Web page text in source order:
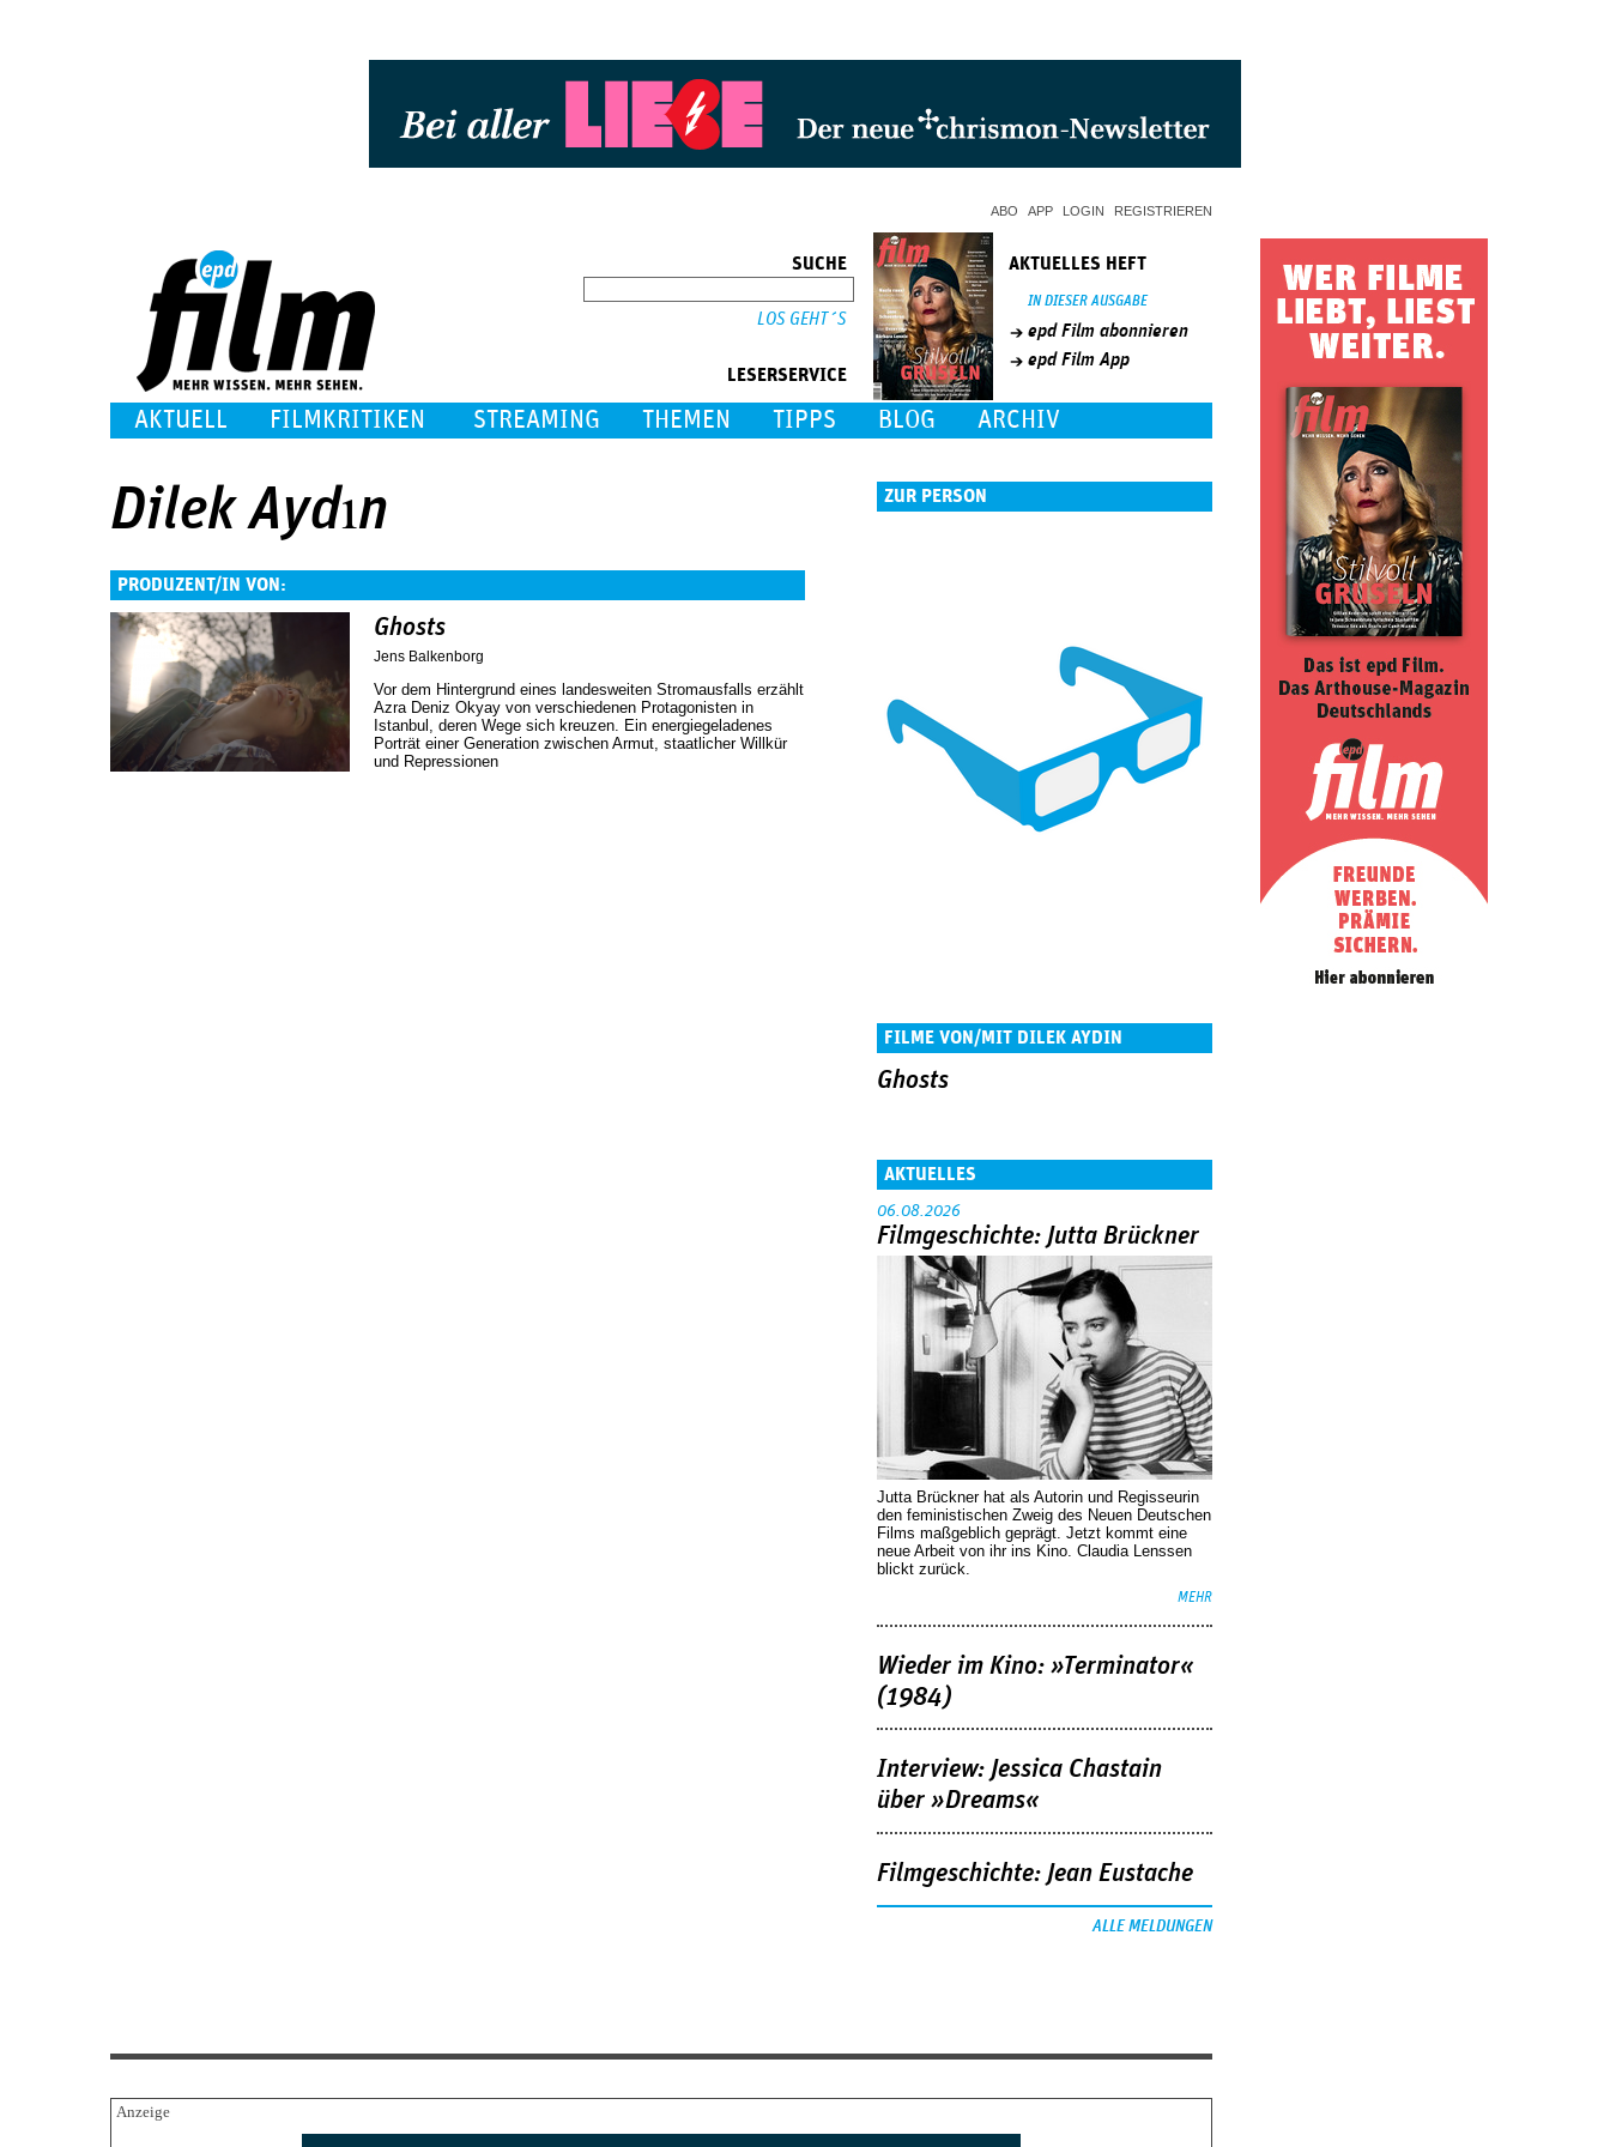
ABO APP LOGIN REGISTRIEREN
SUCHE
LESERSERVICE
AKTUELLES HEFT
IN DIESER AUSGABE
epd Film abonnieren
epd Film App
AKTUELL FILMKRITIKEN STREAMING THEMEN TIPPS BLOG ARCHIV
Dilek Aydın
PRODUZENT/IN VON:
Ghosts
Jens Balkenborg
Vor dem Hintergrund eines landesweiten Stromausfalls erzählt
Azra Deniz Okyay von verschiedenen Protagonisten in
Istanbul, deren Wege sich kreuzen. Ein energiegeladenes
Porträt einer Generation zwischen Armut, staatlicher Willkür
und Repressionen
ZUR PERSON
FILME VON/MIT DILEK AYDIN
Ghosts
AKTUELLES
06.08.2026
Filmgeschichte: Jutta Brückner
Jutta Brückner hat als Autorin und Regisseurin
den feministischen Zweig des Neuen Deutschen
Films maßgeblich geprägt. Jetzt kommt eine
neue Arbeit von ihr ins Kino. Claudia Lenssen
blickt zurück.
MEHR
Wieder im Kino: »Terminator«
(1984)
Interview: Jessica Chastain
über »Dreams«
Filmgeschichte: Jean Eustache
ALLE MELDUNGEN